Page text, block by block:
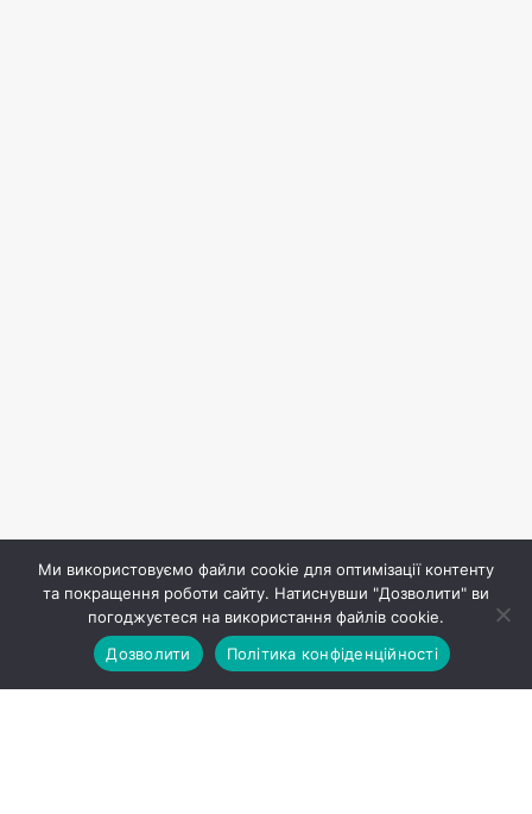
Ми використовуємо файли cookie для оптимізації контенту
та покращення роботи сайту. Натиснувши "Дозволити" ви
погоджуєтеся на використання файлів cookie.
Дозволити
Політика конфіденційності